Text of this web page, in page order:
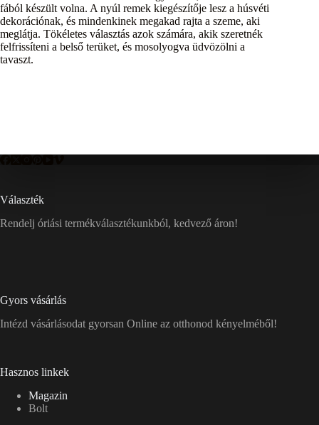
fából készült volna. A nyúl remek kiegészítője lesz a húsvéti
dekorációnak, és mindenkinek megakad rajta a szeme, aki
meglátja. Tökéletes választás azok számára, akik szeretnék
felfrissíteni a belső terüket, és mosolyogva üdvözölni a
tavaszt.
Választék
Rendelj óriási termékválasztékunkból, kedvező áron!
Gyors vásárlás
Intézd vásárlásodat gyorsan Online az otthonod kényelméből!
Hasznos linkek
Magazin
Bolt